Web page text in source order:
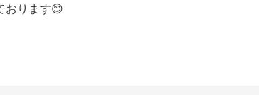
おります😊